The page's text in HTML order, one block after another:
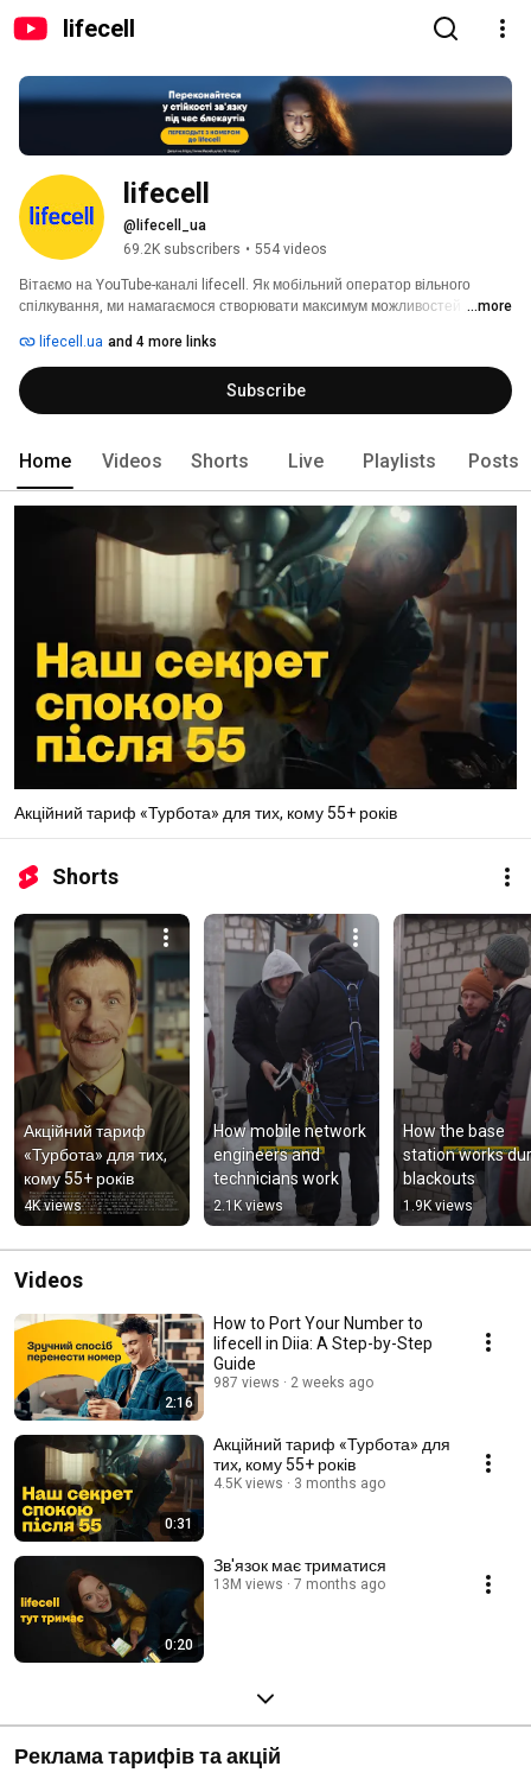
lifecell
lifecell
@lifecell_ua
69.2K subscribers • 554 videos
Вітаємо на YouTube-каналі lifecell. Як мобільний оператор вільного
спілкування, ми намагаємося створювати максимум можливостей для
пропозиціях! Дивіться на нашому каналі відео про акції, вигідні тарифи,
корисні поради та інструкції щодо використання послуг. Підписуйтесь,
щоб бути в курсі вигідних пропозицій, а також дізнавайтесь більше на
lifecell.ua.
...more
lifecell.ua and 4 more links
Subscribe
Home Videos Shorts Live Playlists Posts
Акційний тариф «Турбота» для тих, кому 55+ років
Shorts
Акційний тариф
«Турбота» для тих,
кому 55+ років
4K views
How mobile network
engineers and
technicians work
2.1K views
How the base
station works
blackouts
1.9K views
Videos
2:16
How to Port Your Number to
lifecell in Diia: A Step-by-Step
Guide
987 views 2 weeks ago
0:31
Акційний тариф «Турбота» для
тих, кому 55+ років
4.5K views 3 months ago
0:20
Зв'язок має триматися
13M views 7 months ago
Реклама тарифів та акцій